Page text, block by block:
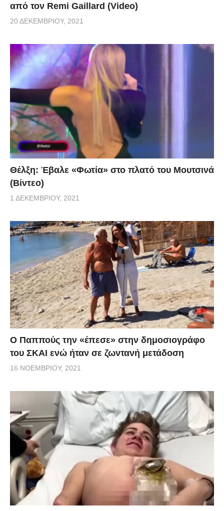
από τον Remi Gaillard (Video)
20 ΔΕΚΕΜΒΡΊΟΥ, 2021
Θέλξη: Έβαλε «Φωτία» στο πλατό του Μουτσινά
(Βίντεο)
1 ΔΕΚΕΜΒΡΊΟΥ, 2021
Ο Παππούς την «έπεσε» στην δημοσιογράφο
του ΣΚΑΙ ενώ ήταν σε ζωντανή μετάδοση
16 ΝΟΕΜΒΡΊΟΥ, 2021